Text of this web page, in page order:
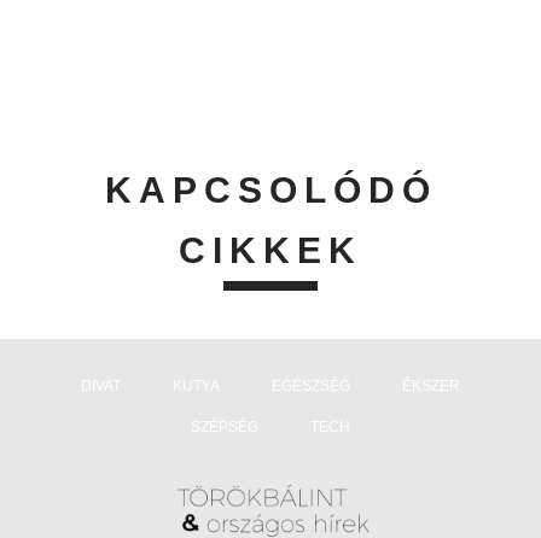
KAPCSOLÓDÓ
CIKKEK